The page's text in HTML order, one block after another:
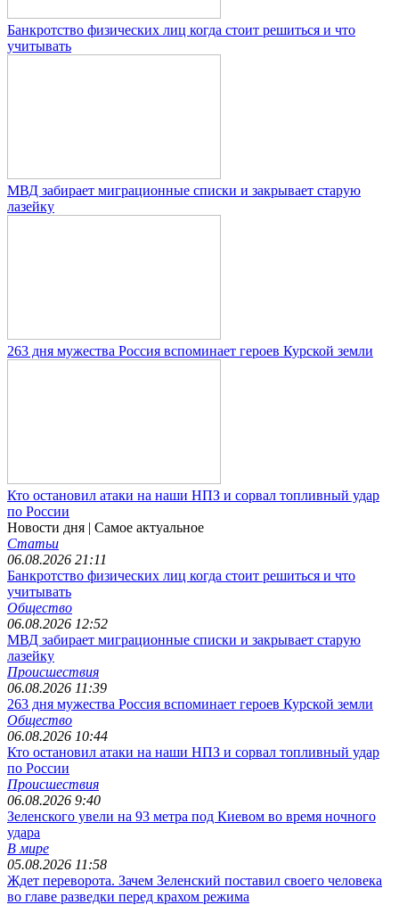
Банкротство физических лиц когда стоит решиться и что
учитывать
МВД забирает миграционные списки и закрывает старую
лазейку
263 дня мужества Россия вспоминает героев Курской земли
Кто остановил атаки на наши НПЗ и сорвал топливный удар
по России
Новости дня | Самое актуальное
Статьи
06.08.2026 21:11
Банкротство физических лиц когда стоит решиться и что
учитывать
Общество
06.08.2026 12:52
МВД забирает миграционные списки и закрывает старую
лазейку
Происшествия
06.08.2026 11:39
263 дня мужества Россия вспоминает героев Курской земли
Общество
06.08.2026 10:44
Кто остановил атаки на наши НПЗ и сорвал топливный удар
по России
Происшествия
06.08.2026 9:40
Зеленского увели на 93 метра под Киевом во время ночного
удара
В мире
05.08.2026 11:58
Ждет переворота. Зачем Зеленский поставил своего человека
во главе разведки перед крахом режима